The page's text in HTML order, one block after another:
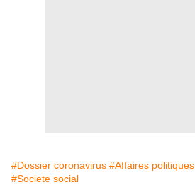
#Dossier coronavirus #Affaires politiques
#Societe social